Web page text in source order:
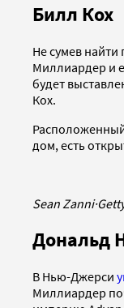
Билл Кох
Не сумев
Миллиардер и
будет
Кох.
дом, есть
Sean Zanni·
Дональд
В Нью-Джерси
Миллиардер